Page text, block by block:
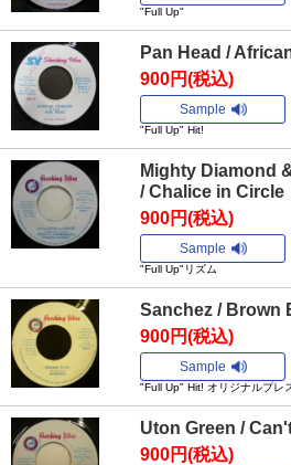
"Full Up"
Pan Head /
900円(税込)
Sample
"Full Up" Hit!
Mighty Diamond
/ Chalice in Circle
900円(税込)
Sample
"Full Up"リズム
Sanchez / Brown
900円(税込)
Sample
"Full Up" Hit! オリジナルプレ
Uton Green /
900円(税込)